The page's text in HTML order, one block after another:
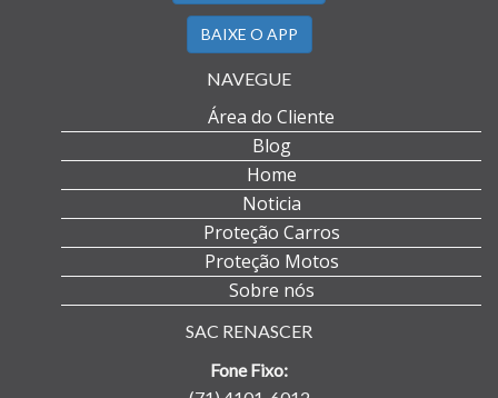
BAIXE O APP
NAVEGUE
Área do Cliente
Blog
Home
Noticia
Proteção Carros
Proteção Motos
Sobre nós
SAC RENASCER
Fone Fixo: